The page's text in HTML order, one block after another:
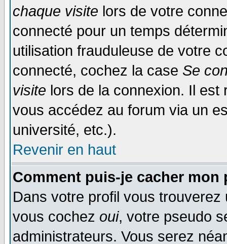
chaque visite lors de votre
connecté pour un temps
utilisation frauduleuse de votre
connecté, cochez la case Se
visite lors de la connexion. Il
vous accédez au forum via un
université, etc.).
Revenir en haut
Comment puis-je cacher
Dans votre profil vous
vous cochez oui, votre pseudo
administrateurs. Vous serez